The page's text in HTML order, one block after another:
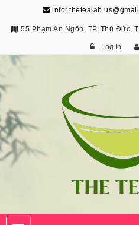
55 Phạm An Ngôn, TP. Thủ Đức,
Log In